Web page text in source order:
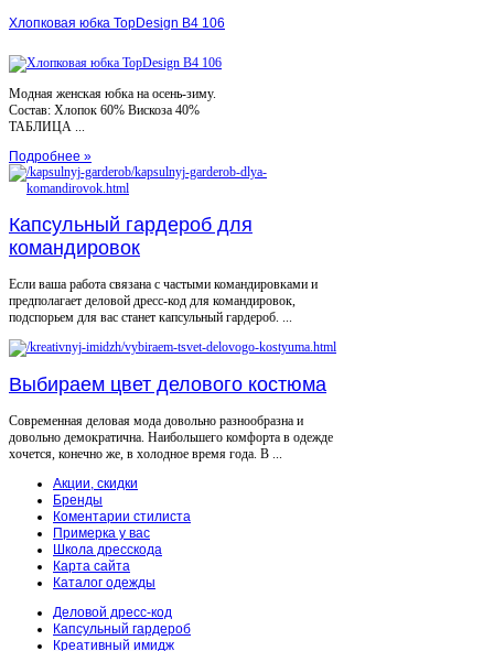
Хлопковая юбка TopDesign В4 106
Модная женская юбка на осень-зиму.
Состав: Хлопок 60% Вискоза 40%
ТАБЛИЦА ...
Подробнее »
Капсульный гардероб для
командировок
Если ваша работа связана с частыми командировками и
предполагает деловой дресс-код для командировок,
подспорьем для вас станет капсульный гардероб. ...
Выбираем цвет делового костюма
Современная деловая мода довольно разнообразна и
довольно демократична. Наибольшего комфорта в одежде
хочется, конечно же, в холодное время года. В ...
Акции, скидки
Бренды
Коментарии стилиста
Примерка у вас
Школа дресскода
Карта сайта
Каталог одежды
Деловой дресс-код
Капсульный гардероб
Креативный имидж